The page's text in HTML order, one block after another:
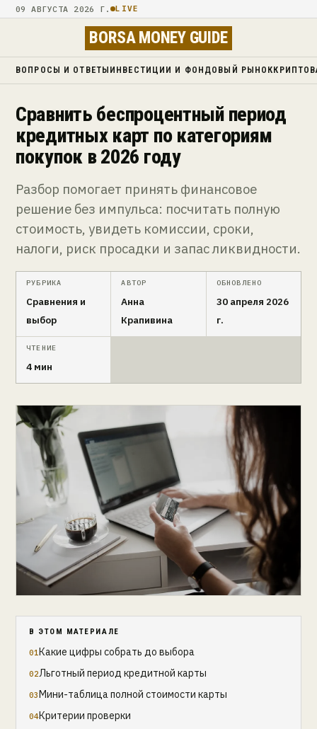
09 АВГУСТА 2026 Г. LIVE
BORSA MONEY GUIDE
ВОПРОСЫ И ОТВЕТЫ ИНВЕСТИЦИИ И ФОНДОВЫЙ РЫНОК
Сравнить беспроцентный период
кредитных карт по категориям
покупок в 2026 году
Разбор помогает принять финансовое
решение без импульса: посчитать полную
стоимость, увидеть комиссии, сроки,
налоги, риск просадки и запас ликвидности.
РУБРИКА
Сравнения и
выбор
АВТОР
Анна
Крапивина
ОБНОВЛЕНО
30 апреля 2026
г.
ЧТЕНИЕ
4 мин
В ЭТОМ МАТЕРИАЛЕ
Какие цифры собрать до выбора
Льготный период кредитной карты
Мини-таблица полной стоимости карты
Критерии проверки